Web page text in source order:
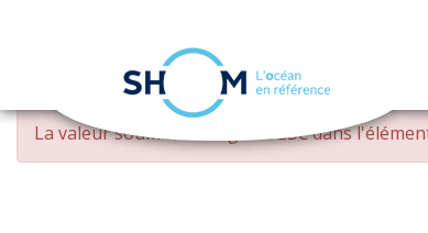
Aller
contenu
MESSAGE
D'ERREUR
La valeur soumise changed DESCdans